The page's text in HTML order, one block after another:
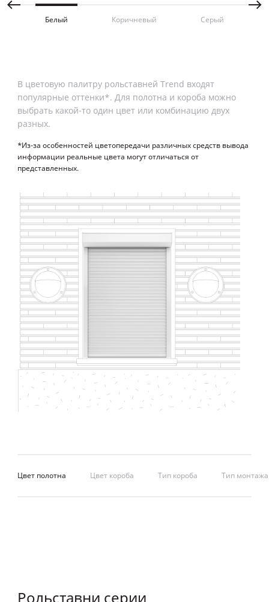
Белый Коричневый Серый
В цветовую палитру рольставней Trend входят
популярные оттенки*. Для полотна и короба можно
выбрать какой-то один цвет или комбинацию двух
разных.
*Из-за особенностей цветопередачи различных средств вывода
информации реальные цвета могут отличаться от
представленных.
Цвет полотна Цвет короба Тип короба Тип монтажа